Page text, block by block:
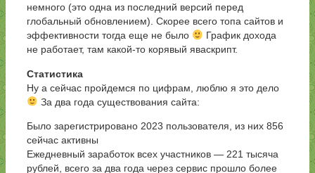
немного (это одна из последний версий перед
глобальный обновлением). Скорее всего топа сайтов и
эффективности тогда еще не было
График дохода
не работает, там какой-то корявый яваскрипт.
Статистика
Ну а сейчас пройдемся по цифрам, люблю я это дело
За два года существования сайта:
Было зарегистрировано 2023 пользователя, из них 856
сейчас активны
Ежедневный заработок всех участников — 221 тысяча
рублей, всего за два года через сервис прошло более